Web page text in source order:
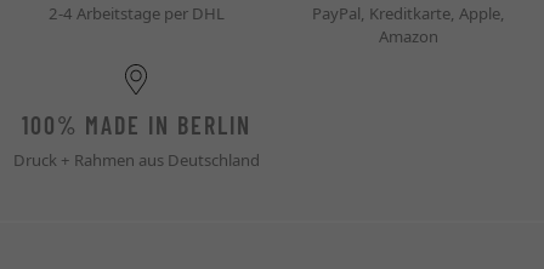
2-4 Arbeitstage per DHL
PayPal, Kreditkarte, Apple,
Amazon
100% MADE IN BERLIN
Druck + Rahmen aus Deutschland